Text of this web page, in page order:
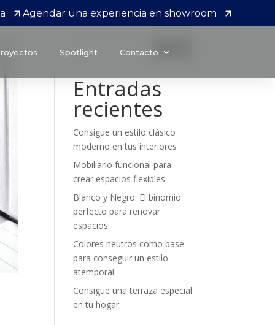
Agendar una experiencia en showroom
Spotlight Contacto
Entradas
recientes
Consigue un estilo clásico
moderno en tus interiores
Mobiliario funcional para
crear espacios flexibles
Blanco y Negro: El binomio
perfecto para renovar
espacios
Colores neutros como base
para conseguir un estilo
atemporal
Consigue una terraza especial
en tu hogar